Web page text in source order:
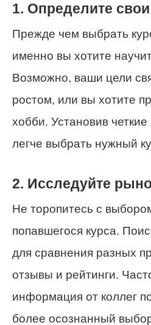
1. Определите
Прежде чем выбрать
именно вы хотите
Возможно, ваши цели
ростом, или вы хотите
хобби. Установив
легче выбрать нужный
2. Исследуйте
Не торопитесь с
попавшегося курса.
для сравнения разных
отзывы и рейтинги.
информация от коллег
более осознанный